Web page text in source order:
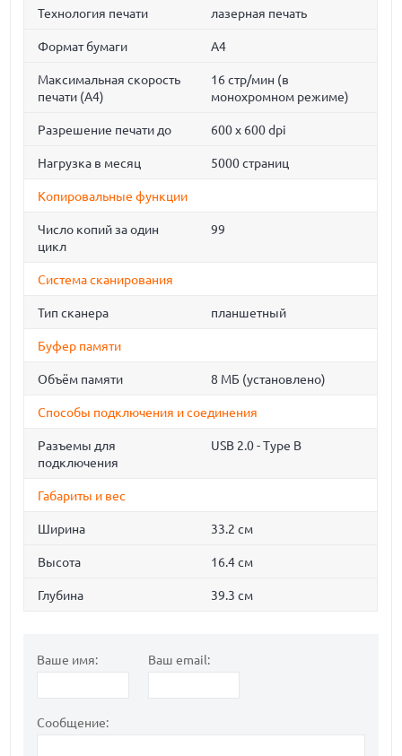
Технология печати лазерная печать
Формат бумаги A4
Максимальная скорость
печати (A4)
16 стр/мин (в
монохромном режиме)
Разрешение печати до 600 x 600 dpi
Нагрузка в месяц 5000 страниц
Копировальные функции
Число копий за один
цикл
99
Система сканирования
Тип сканера планшетный
Буфер памяти
Объём памяти 8 МБ (установлено)
Способы подключения и соединения
Разъемы для
подключения
USB 2.0 - Type B
Габариты и вес
Ширина 33.2 см
Высота 16.4 см
Глубина 39.3 см
Ваше имя: Ваш email:
Сообщение: